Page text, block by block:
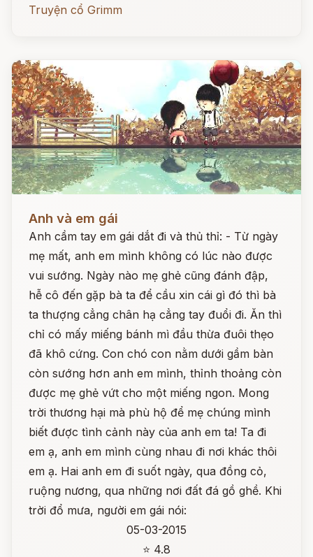
Truyện cổ Grimm
Anh và em gái
Anh cầm tay em gái dắt đi và thủ thỉ: - Từ ngày
mẹ mất, anh em mình không có lúc nào được
vui sướng. Ngày nào mẹ ghẻ cũng đánh đập,
hễ cô đến gặp bà ta để cầu xin cái gì đó thì bà
ta thượng cẳng chân hạ cẳng tay đuổi đi. Ăn thì
chỉ có mấy miếng bánh mì đầu thừa đuôi thẹo
đã khô cứng. Con chó con nằm dưới gầm bàn
còn sướng hơn anh em mình, thỉnh thoảng còn
được mẹ ghẻ vứt cho một miếng ngon. Mong
trời thương hại mà phù hộ để mẹ chúng mình
biết được tình cảnh này của anh em ta! Ta đi
em ạ, anh em mình cùng nhau đi nơi khác thôi
em ạ. Hai anh em đi suốt ngày, qua đồng cỏ,
ruộng nương, qua những nơi đất đá gồ ghề. Khi
trời đổ mưa, người em gái nói:
05-03-2015
⭐ 4.8